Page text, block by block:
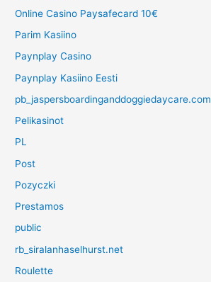
Online Casino Paysafecard 10€
Parim Kasiino
Paynplay Casino
Paynplay Kasiino Eesti
pb_jaspersboardinganddoggiedaycare.com
Pelikasinot
PL
Post
Pozyczki
Prestamos
public
rb_siralanhaselhurst.net
Roulette